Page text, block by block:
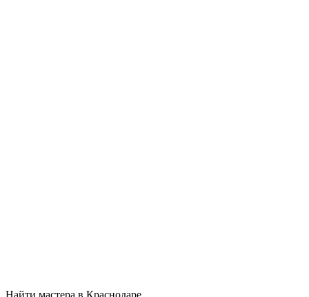
Найти мастера в Краснодаре